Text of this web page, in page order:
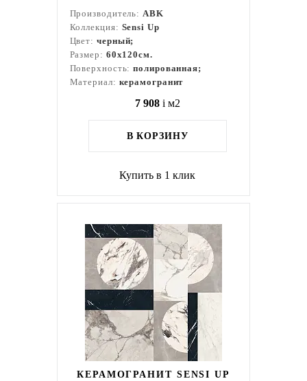
Производитель:ABK
Коллекция: Sensi Up
Цвет: черный;
Размер: 60x120см.
Поверхность:полированная;
Материал: керамогранит
7 908 i м2
В КОРЗИНУ
Купить в 1 клик
КЕРАМОГРАНИТ SENSI UP